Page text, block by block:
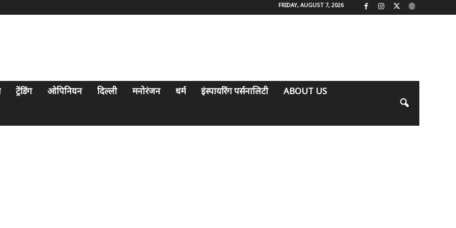
FRIDAY, AUGUST 7, 2026
ट्रेंडिंग ओपिनियन दिल्ली मनोरंजन धर्म इंस्पायरिंग पर्सनालिटी
ABOUT US